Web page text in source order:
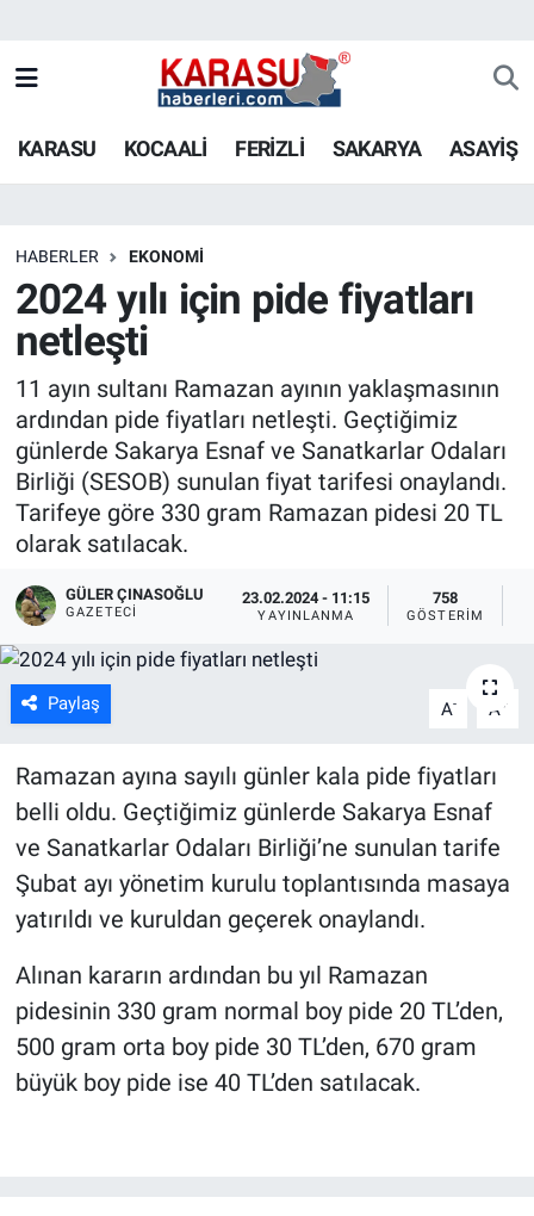
KARASU KOCAALİ FERİZLİ SAKARYA ASAYİŞ
HABERLER EKONOMİ
2024 yılı için pide fiyatları
netleşti
11 ayın sultanı Ramazan ayının yaklaşmasının
ardından pide fiyatları netleşti. Geçtiğimiz
günlerde Sakarya Esnaf ve Sanatkarlar Odaları
Birliği (SESOB) sunulan fiyat tarifesi onaylandı.
Tarifeye göre 330 gram Ramazan pidesi 20 TL
olarak satılacak.
GÜLER ÇINASOĞLU
GAZETECI
23.02.2024 - 11:15
YAYINLANMA
758
GÖSTERIM
Paylaş A- A +
Ramazan ayına sayılı günler kala pide fiyatları
belli oldu. Geçtiğimiz günlerde Sakarya Esnaf
ve Sanatkarlar Odaları Birliği’ne sunulan tarife
Şubat ayı yönetim kurulu toplantısında masaya
yatırıldı ve kuruldan geçerek onaylandı.
Alınan kararın ardından bu yıl Ramazan
pidesinin 330 gram normal boy pide 20 TL’den,
500 gram orta boy pide 30 TL’den, 670 gram
büyük boy pide ise 40 TL’den satılacak.